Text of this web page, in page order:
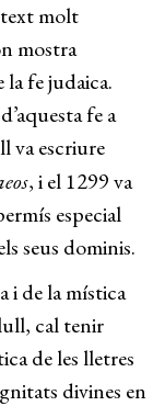
molt
mostra
fe judaica.
fe a
va escriure
, i el 1299 va
especial
seus dominis.
i de la mística
cal tenir
de les lletres
divines en